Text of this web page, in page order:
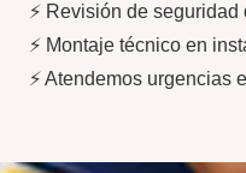
⚡ Revisión de seguridad
⚡ Montaje técnico en
⚡ Atendemos urgencias